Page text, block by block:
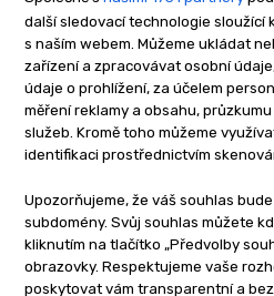
O nás
Zásady
Privacy
Etický
další sledovací technologie sloužící
s naším webem. Můžeme ukládat
zařízení a zpracovávat osobní
údaje o prohlížení, za účelem
měření reklamy a obsahu,
služeb. Kromě toho můžeme
identifikaci prostřednictvím
Upozorňujeme, že váš souhlas
subdomény. Svůj souhlas můžete
kliknutím na tlačítko „Předvolby
obrazovky. Respektujeme vaše
poskytovat vám transparentní a